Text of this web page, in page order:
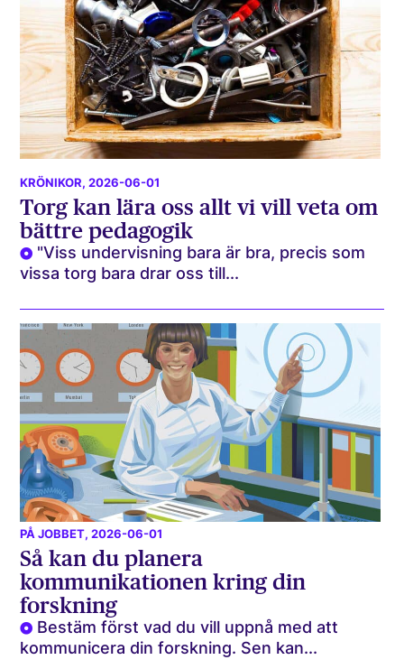
KRÖNIKOR, 2026-06-01
Torg kan lära oss allt vi vill veta om
bättre pedagogik
"Viss undervisning bara är bra, precis som
vissa torg bara drar oss till...
PÅ JOBBET, 2026-06-01
Så kan du planera
kommunikationen kring din
forskning
Bestäm först vad du vill uppnå med att
kommunicera din forskning. Sen kan...